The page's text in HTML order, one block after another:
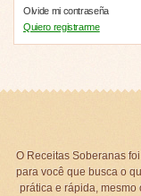
Olvide mi contraseña
Quiero registrarme
O Receitas Soberanas
para você que busca o
prática e rápida,